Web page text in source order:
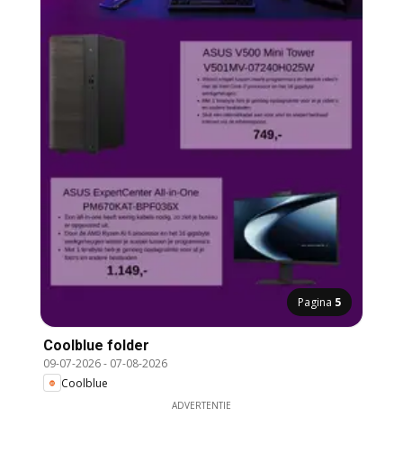
Pagina 5
Coolblue folder
09-07-2026- 07-08-2026
Coolblue
ADVERTENTIE